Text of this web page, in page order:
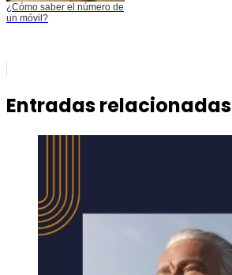
¿Cómo saber el número de
un móvil?
Entradas relacionadas